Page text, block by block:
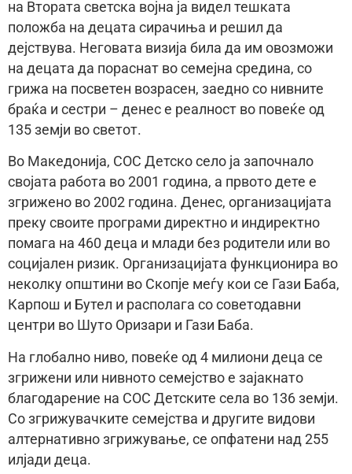
на Втората светска војна ја видел тешката
положба на децата сирачиња и решил да
дејствува. Неговата визија била да им овозможи
на децата да пораснат во семејна средина, со
грижа на посветен возрасен, заедно со нивните
браќа и сестри – денес е реалност во повеќе од
135 земји во светот.
Во Македонија, СОС Детско село ја започнало
својата работа во 2001 година, а првото дете е
згрижено во 2002 година. Денес, организацијата
преку своите програми директно и индиректно
помага на 460 деца и млади без родители или во
социјален ризик. Организацијата функционира во
неколку општини во Скопје меѓу кои се Гази Баба,
Карпош и Бутел и располага со советодавни
центри во Шуто Оризари и Гази Баба.
На глобално ниво, повеќе од 4 милиони деца се
згрижени или нивното семејство е зајакнато
благодарение на СОС Детските села во 136 земји.
Со згрижувачките семејства и другите видови
алтернативно згрижување, се опфатени над 255
илјади деца.